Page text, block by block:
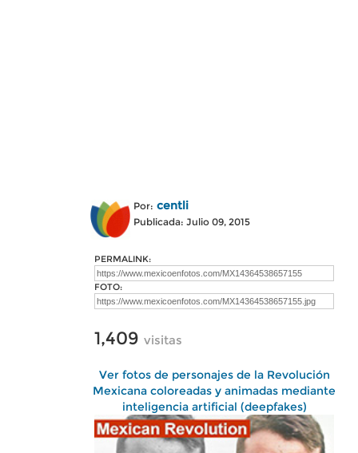
Por: centli
Publicada: Julio 09, 2015
PERMALINK:
FOTO:
1,409 visitas
Ver fotos de personajes de la Revolución
Mexicana coloreadas y animadas mediante
inteligencia artificial (deepfakes)